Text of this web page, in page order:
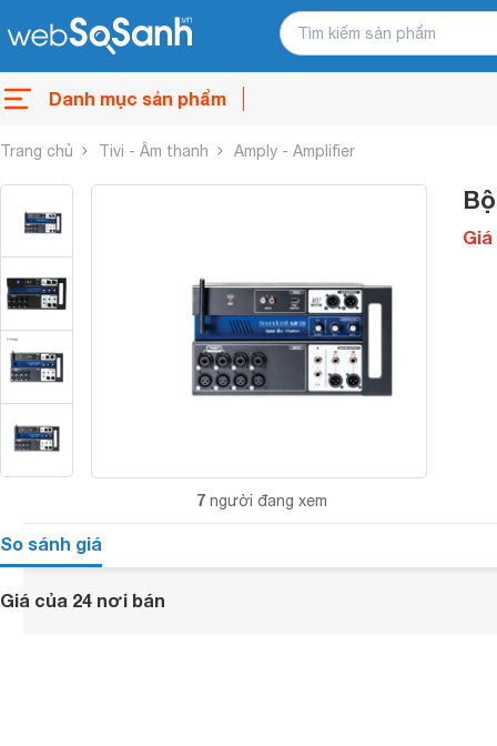
Danh mục sản phẩm
Trang chủ Tivi - Âm thanh Amply - Amplifier
7 người đang xem
Giá
So sánh giá
Giá của 24 nơi bán